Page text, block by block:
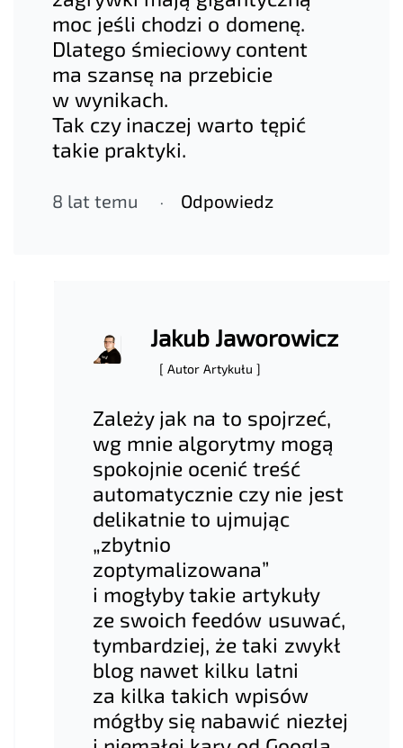
moc jeśli chodzi o domenę.
Dlatego śmieciowy content
ma szansę na przebicie
w wynikach.
Tak czy inaczej warto tępić
takie praktyki.
8 lat temu Odpowiedz
Jakub Jaworowicz
[ Autor Artykułu ]
Zależy jak na to spojrzeć,
wg mnie algorytmy mogą
spokojnie ocenić treść
automatycznie czy nie jest
delikatnie to ujmując
„zbytnio
zoptymalizowana”
i mogłyby takie artykuły
ze swoich feedów usuwać,
tymbardziej, że taki zwykł
blog nawet kilku latni
za kilka takich wpisów
mógłby się nabawić niezłej